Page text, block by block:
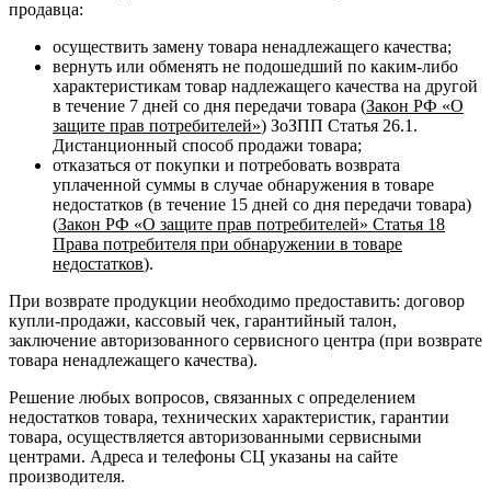
продавца:
осуществить замену товара ненадлежащего качества;
вернуть или обменять не подошедший по каким-либо
характеристикам товар надлежащего качества на другой
в течение 7 дней со дня передачи товара (Закон РФ «О
защите прав потребителей») ЗоЗПП Статья 26.1.
Дистанционный способ продажи товара;
отказаться от покупки и потребовать возврата
уплаченной суммы в случае обнаружения в товаре
недостатков (в течение 15 дней со дня передачи товара)
(Закон РФ «О защите прав потребителей» Статья 18
Права потребителя при обнаружении в товаре
недостатков).
При возврате продукции необходимо предоставить: договор
купли-продажи, кассовый чек, гарантийный талон,
заключение авторизованного сервисного центра (при возврате
товара ненадлежащего качества).
Решение любых вопросов, связанных с определением
недостатков товара, технических характеристик, гарантии
товара, осуществляется авторизованными сервисными
центрами. Адреса и телефоны СЦ указаны на сайте
производителя.